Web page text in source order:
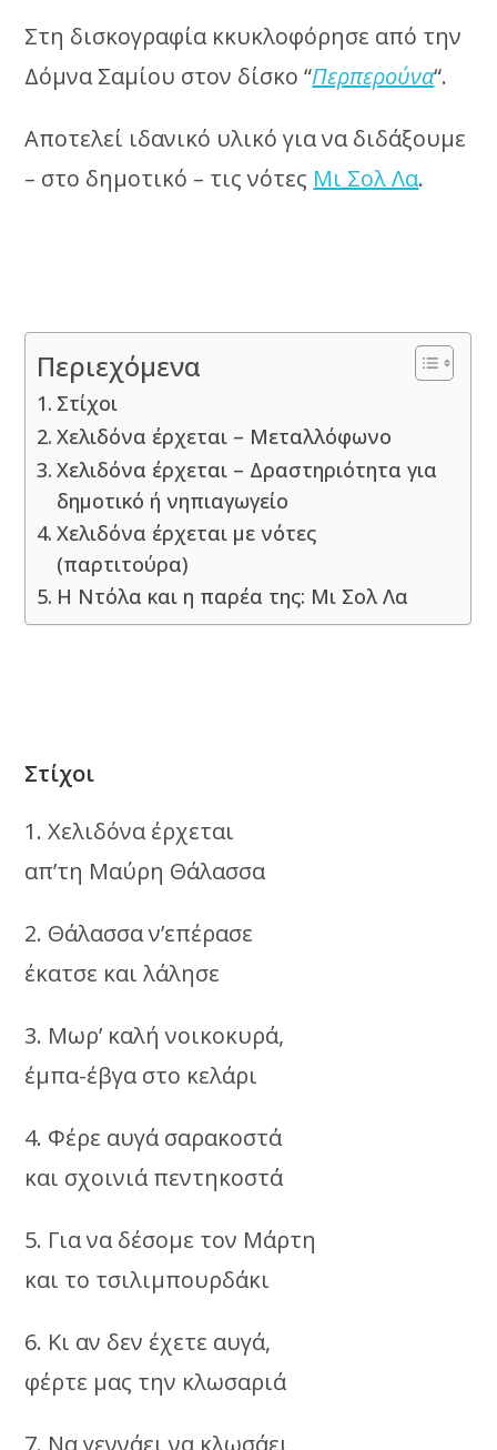
Στη δισκογραφία κκυκλοφόρησε από την
Δόμνα Σαμίου στον δίσκο “Περπερούνα“.
Αποτελεί ιδανικό υλικό για να διδάξουμε
– στο δημοτικό – τις νότες Μι Σολ Λα.
Περιεχόμενα
Στίχοι
Χελιδόνα έρχεται – Μεταλλόφωνο
Χελιδόνα έρχεται – Δραστηριότητα για
δημοτικό ή νηπιαγωγείο
Χελιδόνα έρχεται με νότες
(παρτιτούρα)
Η Ντόλα και η παρέα της: Μι Σολ Λα
Στίχοι
1. Χελιδόνα έρχεται
απ’τη Μαύρη Θάλασσα
2. Θάλασσα ν’επέρασε
έκατσε και λάλησε
3. Μωρ’ καλή νοικοκυρά,
έμπα-έβγα στο κελάρι
4. Φέρε αυγά σαρακοστά
και σχοινιά πεντηκοστά
5. Για να δέσομε τον Μάρτη
και το τσιλιμπουρδάκι
6. Κι αν δεν έχετε αυγά,
φέρτε μας την κλωσαριά
7. Να γεννάει να κλωσάει